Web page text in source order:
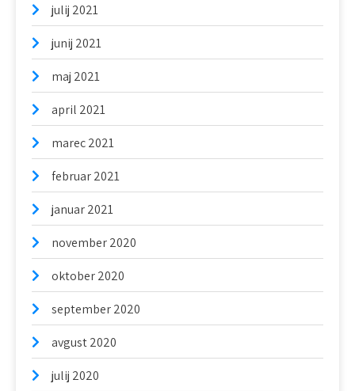
julij 2021
junij 2021
maj 2021
april 2021
marec 2021
februar 2021
januar 2021
november 2020
oktober 2020
september 2020
avgust 2020
julij 2020